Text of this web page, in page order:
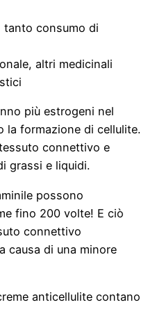
tanto consumo di
altri medicinali
più estrogeni nel
la formazione di cellulite.
connettivo e
grassi e liquidi.
possono
fino 200 volte! E ciò
connettivo
causa di una minore
anticellulite contano